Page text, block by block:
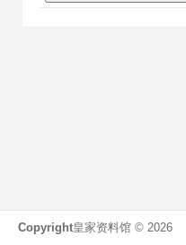
Copyright皇家资料馆 © 2026